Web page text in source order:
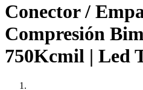
Conector /
Compresión
750Kcmil | Led